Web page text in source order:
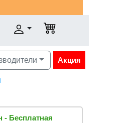
Акция
- Бесплатная